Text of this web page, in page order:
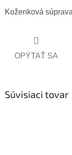
Koženková
OPÝTAŤ SA
Súvisiaci tovar